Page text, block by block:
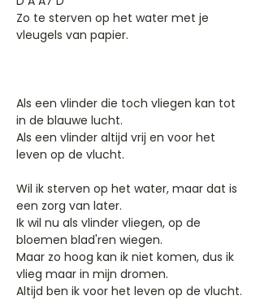
Zo te sterven op het water met je
vleugels van papier.
Als een vlinder die toch vliegen kan tot
in de blauwe lucht.
Als een vlinder altijd vrij en voor het
leven op de vlucht.
Wil ik sterven op het water, maar dat is
een zorg van later.
Ik wil nu als vlinder vliegen, op de
bloemen blad'ren wiegen.
Maar zo hoog kan ik niet komen, dus ik
vlieg maar in mijn dromen.
Altijd ben ik voor het leven op de vlucht.